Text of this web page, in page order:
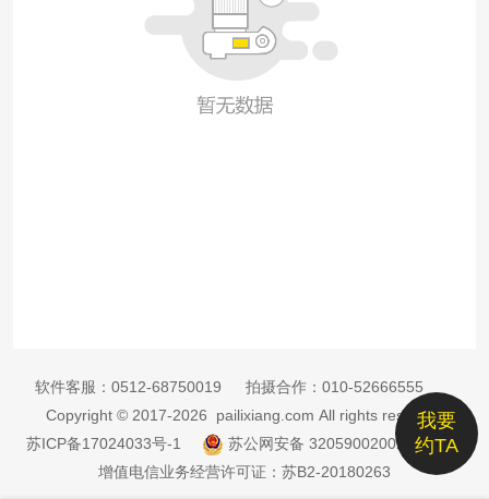
我要
约TA
软件客服： 0512-68750019 拍摄合作： 010-52666555
Copyright © 2017-2026 pailixiang.com All rights reserved
苏ICP备17024033号-1
苏公网安备 32059002002885号
增值电信业务经营许可证：苏B2-20180263